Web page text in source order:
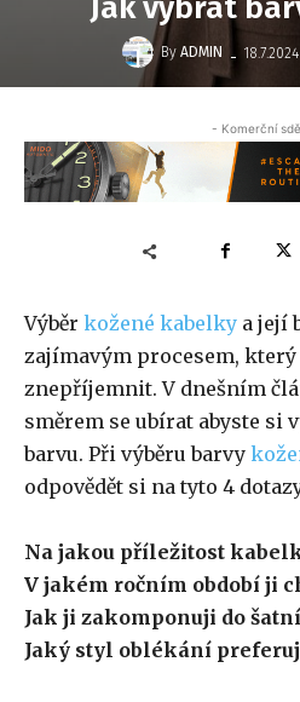
Jak vybrat
By ADMIN - 18.7.2024
- Komerční
Výběr kožené kabelky a její
zajímavým procesem,
znepříjemnit. V dnešním
směrem se ubírat abyste si
barvu. Při výběru barvy
odpovědět si na tyto 4
Na jakou příležitost
V jakém ročním období ji
Jak ji zakomponuji do
Jaký styl oblékání